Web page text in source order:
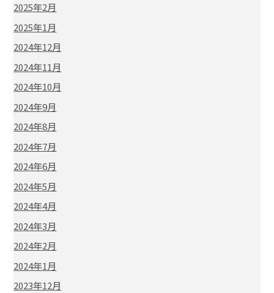
2025年2月
2025年1月
2024年12月
2024年11月
2024年10月
2024年9月
2024年8月
2024年7月
2024年6月
2024年5月
2024年4月
2024年3月
2024年2月
2024年1月
2023年12月